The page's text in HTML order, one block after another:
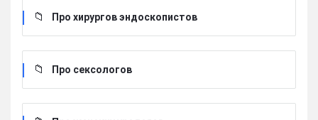
Про хирургов эндоскопистов
Про сексологов